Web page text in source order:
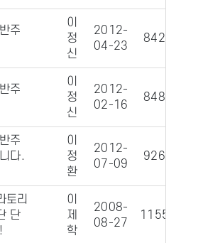
주
이
정
신
2012-
04-23
8428
주
이
정
신
2012-
02-16
8485
주
다.
이
정
환
2012-
07-09
9263
토리
단
이
제
학
2008-
08-27
11552